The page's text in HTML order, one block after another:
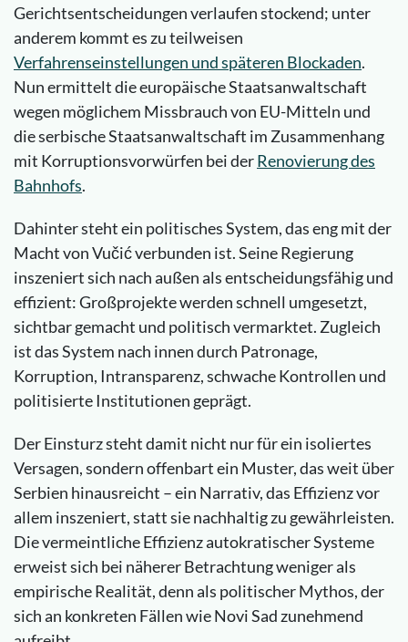
Gerichtsentscheidungen verlaufen stockend; unter
anderem kommt es zu teilweisen
Verfahrenseinstellungen und späteren Blockaden.
Nun ermittelt die europäische Staatsanwaltschaft
wegen möglichem Missbrauch von EU-Mitteln und
die serbische Staatsanwaltschaft im Zusammenhang
mit Korruptionsvorwürfen bei derRenovierung des
Bahnhofs.
Dahinter steht ein politisches System, das eng mit der
Macht von Vučić verbunden ist. Seine Regierung
inszeniert sich nach außen als entscheidungsfähig und
effizient: Großprojekte werden schnell umgesetzt,
sichtbar gemacht und politisch vermarktet. Zugleich
ist das System nach innen durch Patronage,
Korruption, Intransparenz, schwache Kontrollen und
politisierte Institutionen geprägt.
Der Einsturz steht damit nicht nur für ein isoliertes
Versagen, sondern offenbart ein Muster, das weit über
Serbien hinausreicht – ein Narrativ, das Effizienz vor
allem inszeniert, statt sie nachhaltig zu gewährleisten.
Die vermeintliche Effizienz autokratischer Systeme
erweist sich bei näherer Betrachtung weniger als
empirische Realität, denn als politischer Mythos, der
sich an konkreten Fällen wie Novi Sad zunehmend